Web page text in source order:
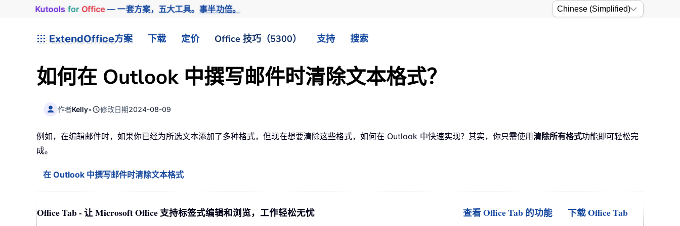
Kutools for Office— 一套方案，五大工具。事半功倍。
ExtendOffice方案 下载 定价 Office 技巧（5300） 支持 搜索
如何在 Outlook 中撰写邮件时清除文本格式？
作者Kelly• 修改日期2024-08-09
例如，在编辑邮件时，如果你已经为所选文本添加了多种格式，但现在想要清除这些格式，如何在 Outlook 中快速实现？其实，你只需使用清除所有格式功能即可轻松完
成。
在 Outlook 中撰写邮件时清除文本格式
Office Tab - 让 Microsoft Office 支持标签式编辑和浏览，工作轻松无忧 查看 Office Tab 的功能 下载 Office Tab